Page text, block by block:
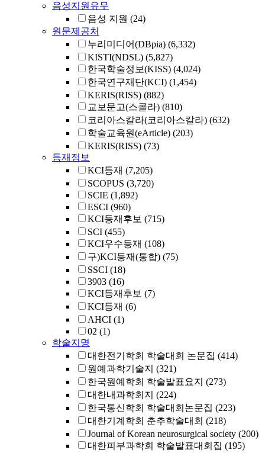
음성지원유무
음성 지원 (24)
원문제공처
누리미디어(DBpia) (6,332)
KISTI(NDSL) (5,827)
한국학술정보(KISS) (4,024)
한국연구재단(KCI) (1,454)
KERIS(RISS) (882)
교보문고(스콜라) (810)
코리아스칼라(코리아스칼라) (632)
학술교육원(eArticle) (203)
KERIS(RISS) (73)
등재정보
KCI등재 (7,205)
SCOPUS (3,720)
SCIE (1,892)
ESCI (960)
KCI등재후보 (715)
SCI (455)
KCI우수등재 (108)
구)KCI등재(통합) (75)
SSCI (18)
3903 (16)
KCI등재후보 (7)
KCI등재 (6)
AHCI (1)
02 (1)
학술지명
대한전기학회 학술대회 논문집 (414)
원예과학기술지 (321)
한국원예학회 학술발표요지 (273)
대한내과학회지 (224)
한국통신학회 학술대회논문집 (223)
대한기계학회 춘추학술대회 (218)
Journal of Korean neurosurgical society (200)
대한피부과학회 학술발표대회집 (195)